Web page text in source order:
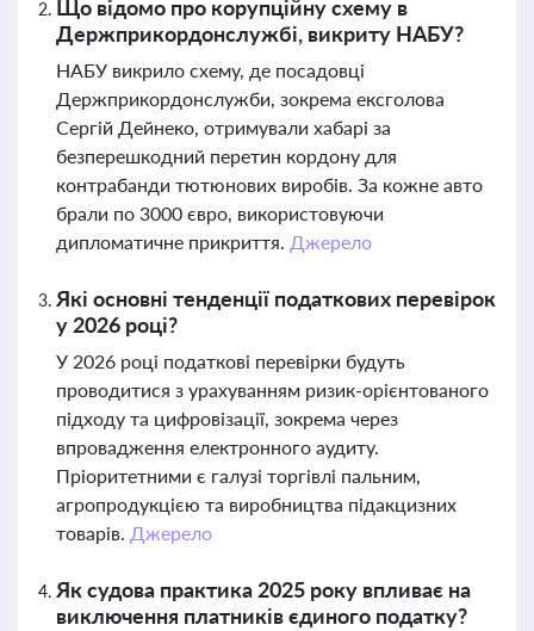
Що відомо про корупційну схему в
Держприкордонслужбі, викриту НАБУ?
НАБУ викрило схему, де посадовці
Держприкордонслужби, зокрема ексголова
Сергій Дейнеко, отримували хабарі за
безперешкодний перетин кордону для
контрабанди тютюнових виробів. За кожне авто
брали по 3000 євро, використовуючи
дипломатичне прикриття. Джерело
Які основні тенденції податкових перевірок
у 2026 році?
У 2026 році податкові перевірки будуть
проводитися з урахуванням ризик-орієнтованого
підходу та цифровізації, зокрема через
впровадження електронного аудиту.
Пріоритетними є галузі торгівлі пальним,
агропродукцією та виробництва підакцизних
товарів. Джерело
Як судова практика 2025 року впливає на
виключення платників єдиного податку?